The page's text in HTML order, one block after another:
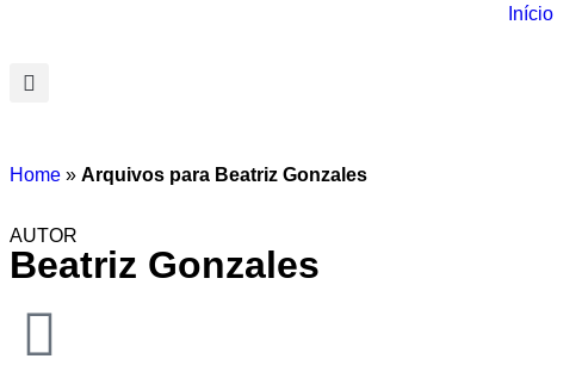
Início
Home » Arquivos para Beatriz Gonzales
AUTOR
Beatriz Gonzales